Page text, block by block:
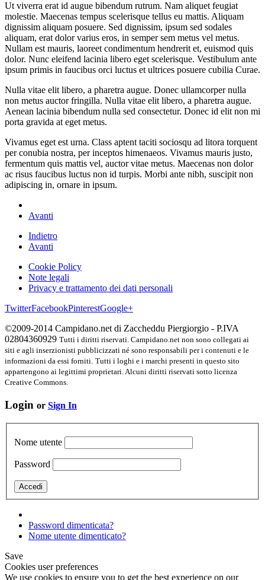
Ut viverra erat id augue bibendum rutrum. Nam aliquet feugiat
molestie. Maecenas tempus scelerisque tellus eu mattis. Aliquam
dignissim aliquam posuere. Sed dignissim, ipsum sed sodales
aliquam, erat dolor varius eros, in semper sem metus vel metus.
Nullam est mauris, laoreet condimentum hendrerit et, euismod quis
dolor. Nunc eleifend lacinia libero eget scelerisque. Vestibulum ante
ipsum primis in faucibus orci luctus et ultrices posuere cubilia Curae.
Nulla vitae elit libero, a pharetra augue. Donec ullamcorper nulla
non metus auctor fringilla. Nulla vitae elit libero, a pharetra augue.
Aenean lacinia bibendum nulla sed consectetur. Donec id elit non mi
porta gravida at eget metus.
Vivamus eget est urna. Class aptent taciti sociosqu ad litora torquent
per conubia nostra, per inceptos himenaeos. Vivamus mauris justo,
fermentum quis mattis vel, auctor vitae metus. Maecenas non dolor
ac risus faucibus luctus non id turpis. Morbi ante nibh, suscipit non
adipiscing in, ornare in ipsum.
Avanti
Indietro
Avanti
Cookie Policy
Note legali
Privacy e trattamento dei dati personali
TwitterFacebookPinterestGoogle+
©2009-2014 Campidano.net di Zaccheddu Piergiorgio - P.IVA
02804360929 Tutti i diritti riservati. Campidano.net non sono collegati ai
siti e agli inserzionisti pubblicizzati né sono responsabili per i contenuti e le
informazioni da essi forniti. Tutti i loghi e i marchi presenti in questo sito
appartengono ai legittimi proprietari. Alcuni diritti riservati sotto licenza
Creative Commons.
Login or Sign In
Nome utente
Password
Password dimenticata?
Nome utente dimenticato?
Save
Cookies user preferences
We use cookies to ensure you to get the best experience on our